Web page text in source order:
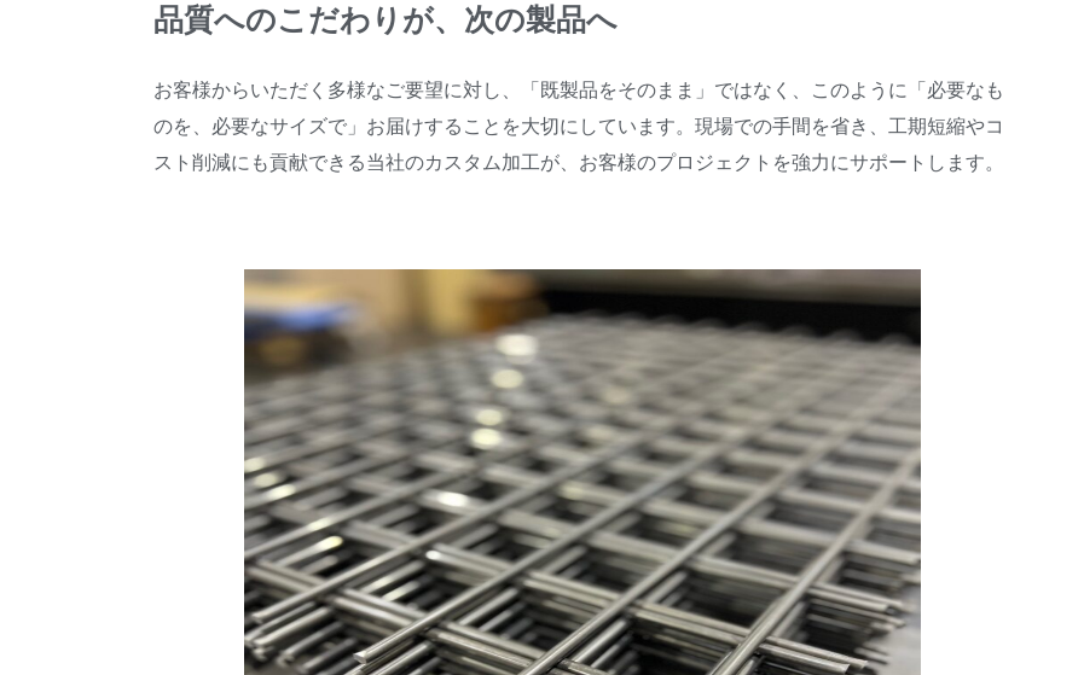
品質へのこだわりが、次の製品へ
お客様からいただく多様なご要望に対し、「既製品をそのまま」ではなく、このように「必要なも
のを、必要なサイズで」お届けすることを大切にしています。現場での手間を省き、工期短縮やコ
スト削減にも貢献できる当社のカスタム加工が、お客様のプロジェクトを強力にサポートします。